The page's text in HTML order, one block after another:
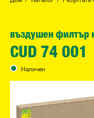
въздушен филтър
CUD 74 001
Наличен